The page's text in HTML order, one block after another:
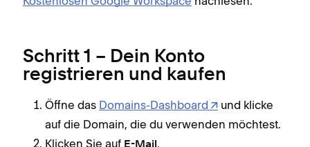
Schritt 1 – Dein Konto
registrieren und kaufen
Öffne das Domains-Dashboard
und klicke
auf die Domain, die du verwenden möchtest.
Klicken Sie auf
.